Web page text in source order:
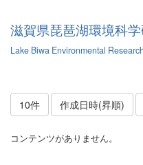
滋賀県琵琶湖環境科
Lake Biwa Environmental
10件 作成日時(昇順)
コンテンツがありません。